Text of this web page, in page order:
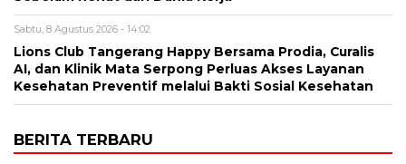
Sabtu, 8 Agustus 2026 - 14:02
Lions Club Tangerang Happy Bersama Prodia, Curalis
AI, dan Klinik Mata Serpong Perluas Akses Layanan
Kesehatan Preventif melalui Bakti Sosial Kesehatan
BERITA TERBARU